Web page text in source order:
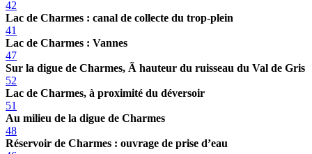
42
Lac de Charmes : canal de collecte du trop-plein
41
Lac de Charmes : Vannes
47
Sur la digue de Charmes, Ã hauteur du ruisseau du Val de Gris
52
Lac de Charmes, à proximité du déversoir
51
Au milieu de la digue de Charmes
48
Réservoir de Charmes : ouvrage de prise d’eau